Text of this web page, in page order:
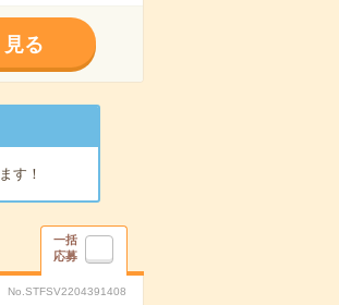
る
す！
一括
応募
No.STFSV2204391408